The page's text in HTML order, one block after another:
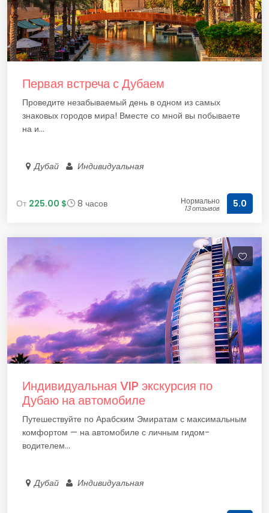
Первая встреча с Дубаем
Проведите незабываемый день в одном из самых
знаковых городов мира! Вместе со мной вы побываете
на и...
Дубай Индивидуальная
От 225.00 $ 8 часов Нормально
13 отзывов 5.0
Индивидуальная VIP экскурсия по
Дубаю на автомобиле
Путешествуйте по Арабским Эмиратам с максимальным
комфортом — на автомобиле с личным гидом-
водителем...
Дубай Индивидуальная